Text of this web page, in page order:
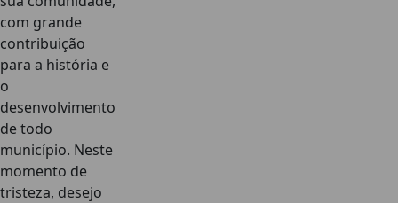
com grande
contribuição
para a história e
o
desenvolvimento
de todo
município. Neste
momento de
tristeza, desejo